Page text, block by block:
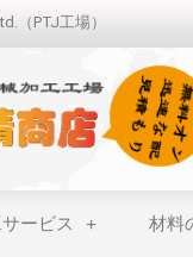
（PTJ工場）
ービス 材料